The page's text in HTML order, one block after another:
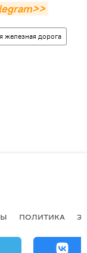
железная дорога
ПОЛИТИКА